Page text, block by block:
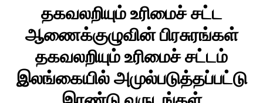
தகவலறியும் உரிமைச் சட்ட
ஆணைக்குழுவின் பிரசுரங்கள்
தகவலறியும் உரிமைச் சட்டம்
இலங்கையில் அமுல்படுத்தப்பட்டு